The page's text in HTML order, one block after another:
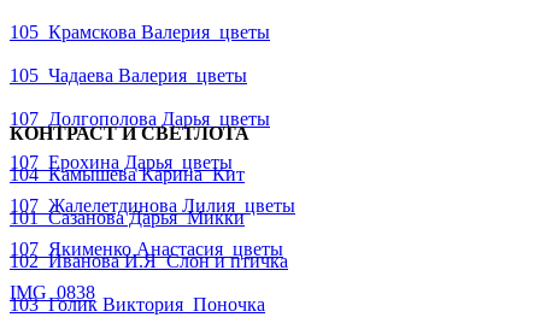
105_Крамскова Валерия_цветы
105_Чадаева Валерия_цветы
107_Долгополова Дарья_цветы
107_Ерохина Дарья_цветы
107_Жалелетдинова Лилия_цветы
107_Якименко Анастасия_цветы
IMG_0838
КОНТРАСТ И СВЕТЛОТА
104_Камышева Карина_Кит
101_Сазанова Дарья_Микки
102_Иванова И.Я_Слон и птичка
103_Голик Виктория_Поночка